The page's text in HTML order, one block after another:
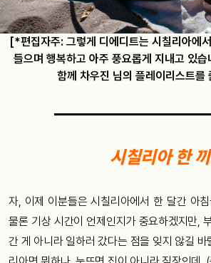
[*편집자주: 그렇게 디에디트는 시칠리아에
들으며 행복하고 아주 풍요롭게 지내고 있
함께 차우진 님의 플레이리스트를
시칠리아 한 끼
자, 이제 이분들은 시칠리아에서 한 달간 아
물론 기상 시간이 언제인지가 중요하겠지만,
간 게 아니라 일하러 갔다는 점을 잊지 않길 바